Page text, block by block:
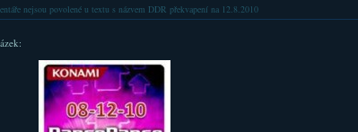
nejsou povolenéu textu s názvem DDR překvapení na 12.8.2010